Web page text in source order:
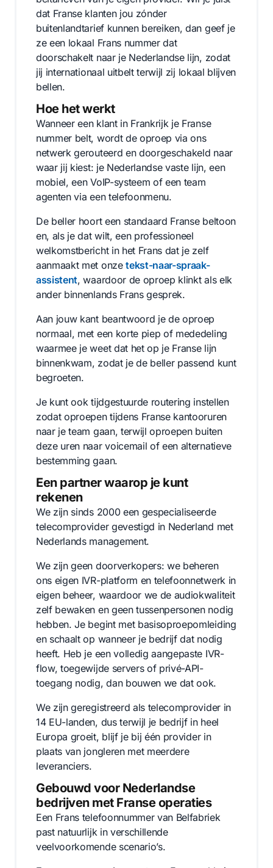
dat Franse klanten jou zónder
buitenlandtarief kunnen bereiken, dan geef je
ze een lokaal Frans nummer dat
doorschakelt naar je Nederlandse lijn, zodat
jij internationaal uitbelt terwijl zij lokaal blijven
bellen.
Hoe het werkt
Wanneer een klant in Frankrijk je Franse
nummer belt, wordt de oproep via ons
netwerk gerouteerd en doorgeschakeld naar
waar jij kiest: je Nederlandse vaste lijn, een
mobiel, een VoIP-systeem of een team
agenten via een telefoonmenu.
De beller hoort een standaard Franse beltoon
en, als je dat wilt, een professioneel
welkomstbericht in het Frans dat je zelf
aanmaakt met onzetekst-naar-spraak-
assistent, waardoor de oproep klinkt als elk
ander binnenlands Frans gesprek.
Aan jouw kant beantwoord je de oproep
normaal, met een korte piep of mededeling
waarmee je weet dat het op je Franse lijn
binnenkwam, zodat je de beller passend kunt
begroeten.
Je kunt ook tijdgestuurde routering instellen
zodat oproepen tijdens Franse kantooruren
naar je team gaan, terwijl oproepen buiten
deze uren naar voicemail of een alternatieve
bestemming gaan.
Een partner waarop je kunt
rekenen
We zijn sinds 2000 een gespecialiseerde
telecomprovider gevestigd in Nederland met
Nederlands management.
We zijn geen doorverkopers: we beheren
ons eigen IVR-platform en telefoonnetwerk in
eigen beheer, waardoor we de audiokwaliteit
zelf bewaken en geen tussenpersonen nodig
hebben. Je begint met basisoproepomleiding
en schaalt op wanneer je bedrijf dat nodig
heeft. Heb je een volledig aangepaste IVR-
flow, toegewijde servers of privé-API-
toegang nodig, dan bouwen we dat ook.
We zijn geregistreerd als telecomprovider in
14 EU-landen, dus terwijl je bedrijf in heel
Europa groeit, blijf je bij één provider in
plaats van jongleren met meerdere
leveranciers.
Gebouwd voor Nederlandse
bedrijven met Franse operaties
Een Frans telefoonnummer van Belfabriek
past natuurlijk in verschillende
veelvoorkomende scenario’s.